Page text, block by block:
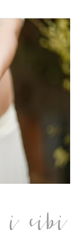
i cibi